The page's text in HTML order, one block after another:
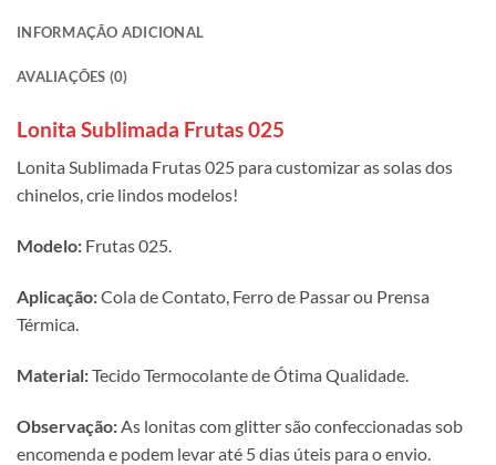
INFORMAÇÃO ADICIONAL
AVALIAÇÕES (0)
Lonita Sublimada Frutas 025
Lonita Sublimada Frutas 025 para customizar as solas dos
chinelos, crie lindos modelos!
Modelo: Frutas 025.
Aplicação:Cola de Contato, Ferro de Passar ou Prensa
Térmica.
Material:Tecido Termocolante de Ótima Qualidade.
Observação: As lonitas com glitter são confeccionadas sob
encomenda e podem levar até 5 dias úteis para o envio.